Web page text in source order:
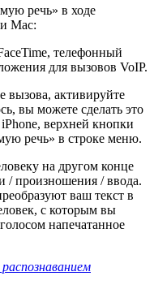
речь» в ходе
Mac:
телефонный
для вызовов VoIP.
вызова, активируйте
вы можете сделать это
верхней кнопки
речь» в строке меню.
на другом конце
/ произношения / ввода.
ваш текст в
с которым вы
напечатанное